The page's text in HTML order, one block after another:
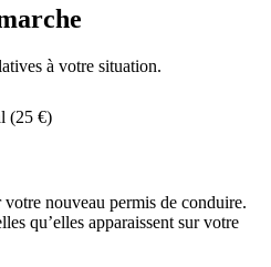
à votre situation.
(25 €)
nouveau permis de conduire.
qu’elles apparaissent sur votre